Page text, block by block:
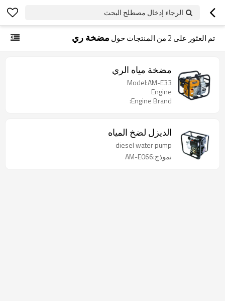
الرجاء إدخال مصطلح البحث
تم العثور على 2 من المنتجات حول مضخة ري
مضخة مياه الري
Model:AM-E33
Engine
Engine Brand:
الديزل لضخ المياه
diesel water pump
نموذج:AM-E066